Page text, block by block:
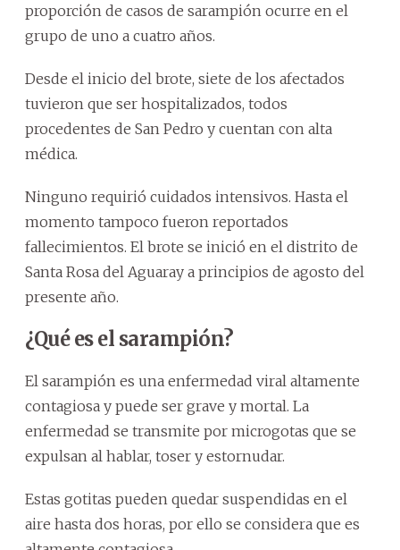
proporción de casos de sarampión ocurre en el
grupo de uno a cuatro años.
Desde el inicio del brote, siete de los afectados
tuvieron que ser hospitalizados, todos
procedentes de San Pedro y cuentan con alta
médica.
Ninguno requirió cuidados intensivos. Hasta el
momento tampoco fueron reportados
fallecimientos. El brote se inició en el distrito de
Santa Rosa del Aguaray a principios de agosto del
presente año.
¿Qué es el sarampión?
El sarampión es una enfermedad viral altamente
contagiosa y puede ser grave y mortal. La
enfermedad se transmite por microgotas que se
expulsan al hablar, toser y estornudar.
Estas gotitas pueden quedar suspendidas en el
aire hasta dos horas, por ello se considera que es